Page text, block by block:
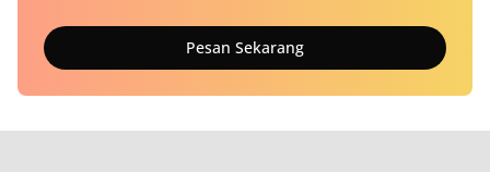
Pesan Sekarang